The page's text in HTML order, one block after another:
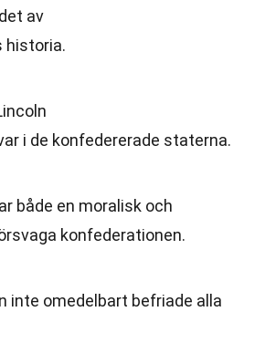
av
historia.
i de konfedererade staterna.
både en moralisk och
konfederationen.
inte omedelbart befriade alla